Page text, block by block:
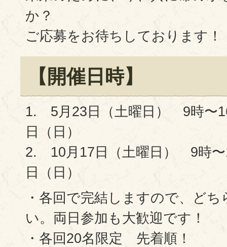
か？
ご応募をお待ちしております！
【開催日時】
1. 5月23日（土曜日） 9時〜
日（日）
2. 10月17日（土曜日） 9時
日（日）
・各回で完結しますので、ど
い。両日参加も大歓迎です！
・各回20名限定 先着順！